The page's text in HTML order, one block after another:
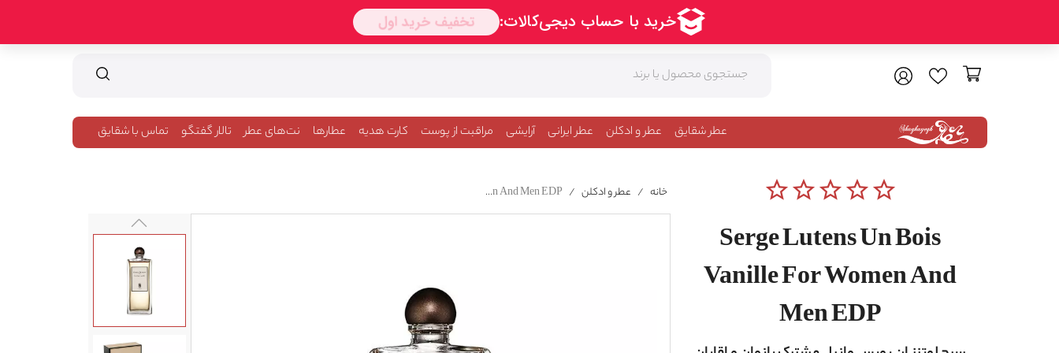
عطر شقایق عطر و ادکلن عطر ایرانی آرایشی مراقبت از پوست کارت هدیه عطارها نت‌های عطر تالار گفتگو تماس با شقایق
star_borderstar_borderstar_borderstar_borderstar_border
Serge Lutens Un Bois
Vanille For Women And
Men EDP
خانه / عطر و ادکلن /
Serge Lutens Un Bois Vanille For Women And Men EDP